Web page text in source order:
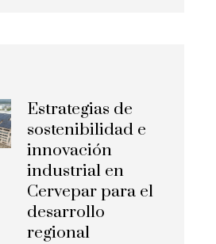
Estrategias de
sostenibilidad e
innovación
industrial en
Cervepar para el
desarrollo
regional